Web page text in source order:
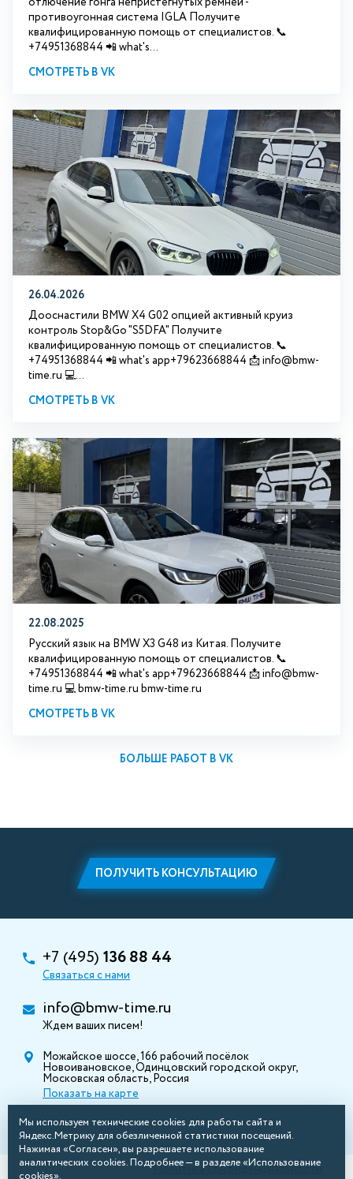
противоугонная система IGLA Получите
квалифицированную помощь от специалистов. 📞
+74951368844 📲 what's...
СМОТРЕТЬ В VK
26.04.2026
Дооснастили BMW X4 G02 опцией активный круиз
контроль Stop&Go "S5DFA" Получите
квалифицированную помощь от специалистов. 📞
+74951368844 📲 what's app+79623668844 📩 info@bmw-
time.ru 💻...
СМОТРЕТЬ В VK
22.08.2025
Русский язык на BMW X3 G48 из Китая. Получите
квалифицированную помощь от специалистов. 📞
+74951368844 📲 what's app+79623668844 📩 info@bmw-
time.ru 💻 bmw-time.ru bmw-time.ru
СМОТРЕТЬ В VK
БОЛЬШЕ РАБОТ В VK
ПОЛУЧИТЬ КОНСУЛЬТАЦИЮ
+7 (495) 136 88 44
Связаться с нами
info@bmw-time.ru
Ждем ваших писем!
Можайское шоссе, 166 рабочий посёлок
Новоивановское, Одинцовский городской округ,
Московская область, Россия
Показать на карте
Политика конфиденциальности
Мы используем технические cookies для работы сайта и
Яндекс.Метрику для обезличенной статистики посещений.
Нажимая «Согласен», вы разрешаете использование
аналитических cookies. Подробнее — в разделе «Использование